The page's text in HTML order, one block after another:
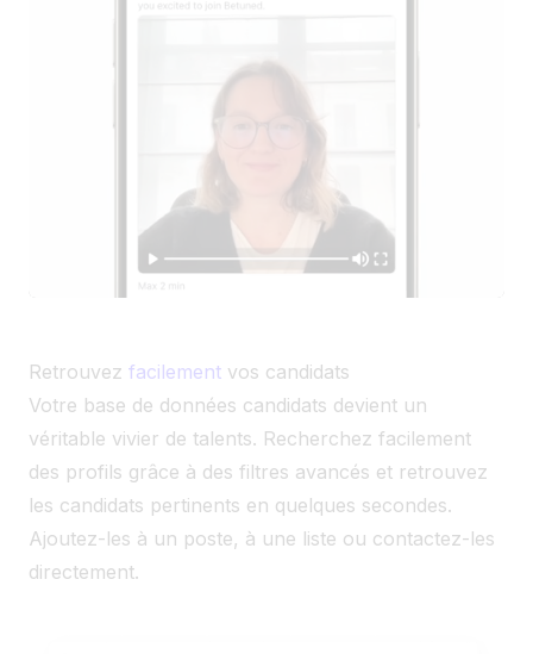
Retrouvez facilement vos candidats
Votre base de données candidats devient un
véritable vivier de talents. Recherchez facilement
des profils grâce à des filtres avancés et retrouvez
les candidats pertinents en quelques secondes.
Ajoutez-les à un poste, à une liste ou contactez-les
directement.